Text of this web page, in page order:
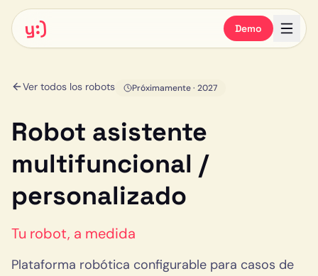
y:) Demo
Ver todos los robots Próximamente· 2027
Robot asistente
multifuncional /
personalizado
Tu robot, a medida
Plataforma robótica configurable para casos de